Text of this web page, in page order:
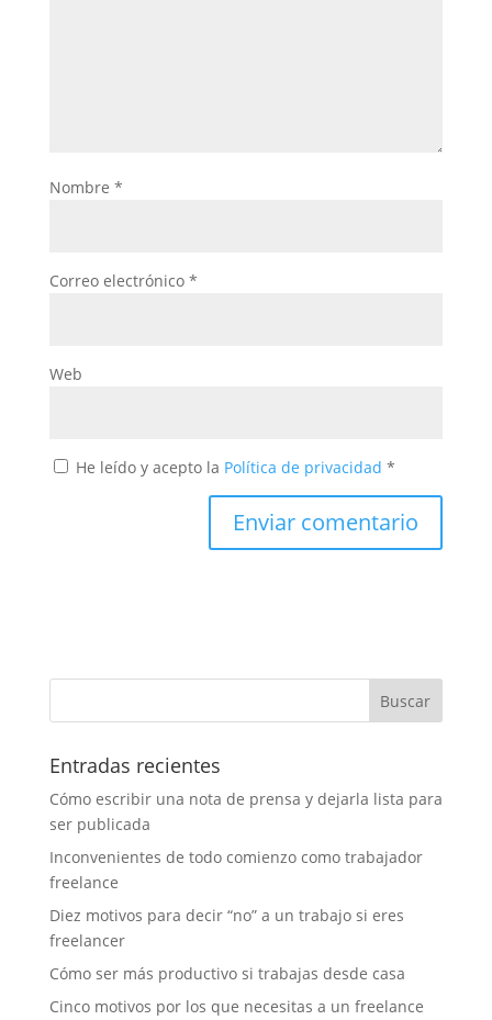
Nombre *
Correo electrónico *
Web
He leído y acepto la Política de privacidad *
Entradas recientes
Cómo escribir una nota de prensa y dejarla lista para
ser publicada
Inconvenientes de todo comienzo como trabajador
freelance
Diez motivos para decir “no” a un trabajo si eres
freelancer
Cómo ser más productivo si trabajas desde casa
Cinco motivos por los que necesitas a un freelance